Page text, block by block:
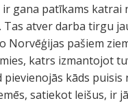
gana patīkams
atver darba tirgu
Norvēģijas pašiem
katrs izmantojot
kāds
satiekot leišus, ir